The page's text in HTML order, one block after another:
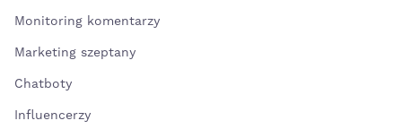
Monitoring komentarzy
Marketing szeptany
Chatboty
Influencerzy